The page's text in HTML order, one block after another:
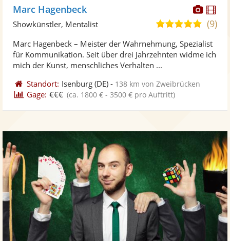
Fotos
Marc Hagenbeck
4,9
5
(9)
Showkünstler, Mentalist
Marc Hagenbeck – Meister der Wahrnehmung, Spezialist
für Kommunikation. Seit über drei Jahrzehnten widme ich
mich der Kunst, menschliches Verhalten ...
Standort: Isenburg (DE) - 138 km von Zweibrücken
Gage: €€€ (ca. 1800 € - 3500 € pro Auftritt)